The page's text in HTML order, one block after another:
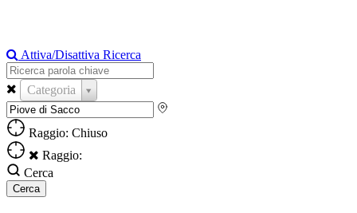
Attiva/Disattiva Ricerca
Categoria
Raggio: Chiuso
Raggio:
Cerca